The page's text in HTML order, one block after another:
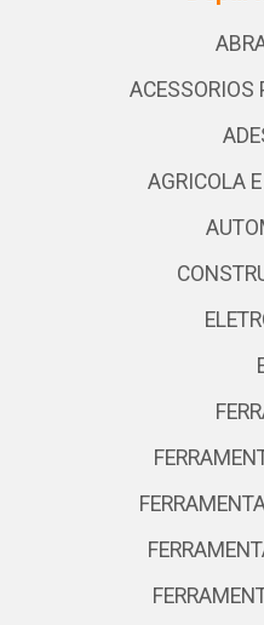
ACESSORIOS
AGRICOLA